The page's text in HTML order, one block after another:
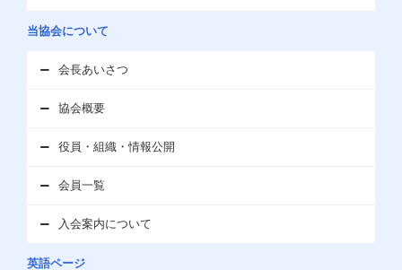
当協会について
会長あいさつ
協会概要
役員・組織・情報公開
会員一覧
入会案内について
英語ページ